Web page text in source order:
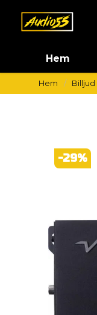
Hem
Hem Billjud
-29%